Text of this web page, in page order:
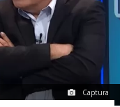
Captura